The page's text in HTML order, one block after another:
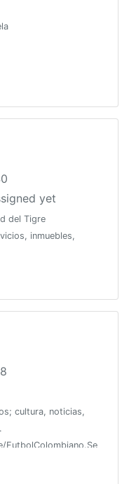
yet
del Tigre
inmuebles,
cultura, noticias,
porno o insultos